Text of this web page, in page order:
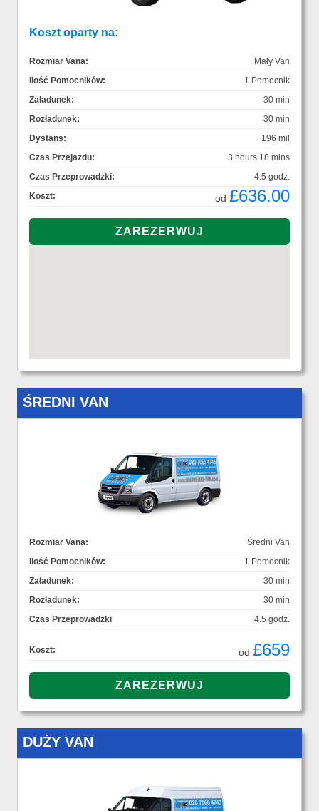
Koszt oparty na:
Rozmiar Vana:
Mały Van
Ilość Pomocników:
1 Pomocnik
Załadunek:
30 min
Rozładunek:
30 min
Dystans:
196 mil
Czas Przejazdu:
3 hours 18 mins
Czas Przeprowadzki:
4.5 godz.
Koszt:
od £636.00
ŚREDNI VAN
Rozmiar Vana:
Średni Van
Ilość Pomocników:
1 Pomocnik
Załadunek:
30 min
Rozładunek:
30 min
Czas Przeprowadzki
4.5 godz.
Koszt: od £659
DUŻY VAN